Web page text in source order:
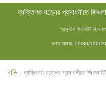
ব্যক্তিগত যত্নের প্রসাধনীতে
প্রাকৃতিক জিওলাইট
কণার আকার: 50/80/100/
বাড়ি - ব্যক্তিগত যত্নের প্রসাধনীতে